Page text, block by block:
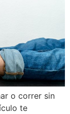
o correr sin
te